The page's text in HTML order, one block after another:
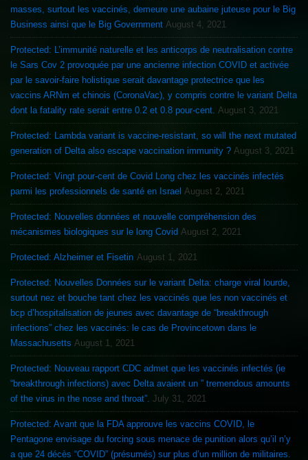
masses, surtout les vaccinés, demeure une aubaine juteuse pour le Big
Business ainsi que le Big Government August 4, 2021
Protected: L’immunité naturelle et les anticorps de neutralisation contre
le Sars Cov 2 provoquée par une ancienne infection COVID et activée
par le savoir-faire holistique serait davantage protectrice que les
vaccins ARNm et chinois (CoronaVac), y compris contre le variant Delta
dont la fatality rate serait entre 0.2 et 0.8 pour-cent. August 3, 2021
Protected: Lambda variant is vaccine-resistant, so will the next mutated
generation of Delta also escape vaccination immunity ? August 3, 2021
Protected: Vingt pour-cent de Covid Long chez les vaccinés infectés
parmi les professionnels de santé en Israel August 2, 2021
Protected: Nouvelles données et nouvelle compréhension des
mécanismes biologiques sur le long Covid August 2, 2021
Protected: Alzheimer et Fisetin August 1, 2021
Protected: Nouvelles Données sur le variant Delta: charge viral lourde,
surtout nez et bouche tant chez les vaccinés que les non vaccinés et
bcp d’hospitalisation de jeunes avec davantage de “breakthrough
infections” chez les vaccinés: le cas de Provincetown dans le
Massachusetts August 1, 2021
Protected: Nouveau rapport CDC admet que les vaccinés infectés (ie
“breakthrough infections) avec Delta avaient un ” tremendous amounts
of the virus in the nose and throat”. July 31, 2021
Protected: Avant que la FDA approuve les vaccins COVID, le
Pentagone envisage du forcing sous menace de punition alors qu’il n’y
a que 24 décès “COVID” (présumés) sur plus d’un million de militaires.